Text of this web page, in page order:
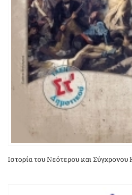
Ιστορία του Νεότερου και